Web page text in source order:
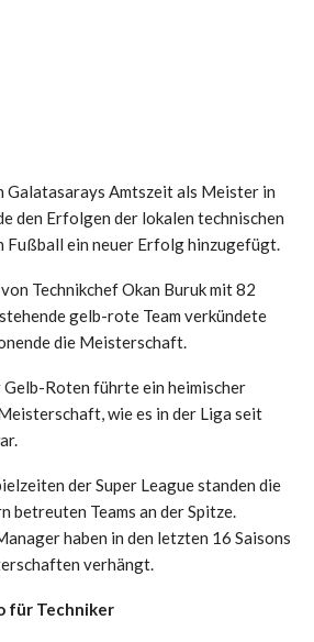
Galatasarays Amtszeit als Meister in
den Erfolgen der lokalen technischen
Fußball ein neuer Erfolg hinzugefügt.
Technikchef Okan Buruk mit 82
gelb-rote Team verkündete
die Meisterschaft.
Roten führte ein heimischer
wie es in der Liga seit
der Super League standen die
betreuten Teams an der Spitze.
haben in den letzten 16 Saisons
verhängt.
für Techniker